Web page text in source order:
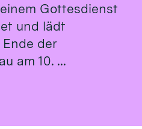
Gottesdienst
und lädt
der
am 10. ...